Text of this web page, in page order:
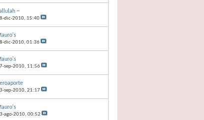
~
dic-2010, 15:40
dic-2010, 01:36
sep-2010, 11:56
sep-2010, 21:17
ago-2010, 00:52